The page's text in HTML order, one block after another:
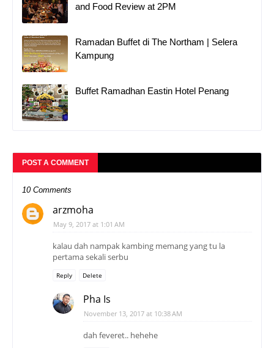
and Food Review at 2PM
Ramadan Buffet di The Northam | Selera
Kampung
Buffet Ramadhan Eastin Hotel Penang
POST A COMMENT
10 Comments
arzmoha
May 9, 2017 at 1:01 AM
kalau dah nampak kambing memang yang tu la
pertama sekali serbu
Reply Delete
Pha Is
November 13, 2017 at 10:38 AM
dah feveret.. hehehe